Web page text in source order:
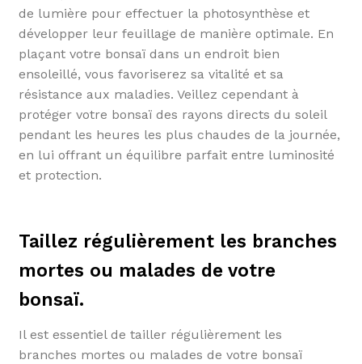
de lumière pour effectuer la photosynthèse et
développer leur feuillage de manière optimale. En
plaçant votre bonsaï dans un endroit bien
ensoleillé, vous favoriserez sa vitalité et sa
résistance aux maladies. Veillez cependant à
protéger votre bonsaï des rayons directs du soleil
pendant les heures les plus chaudes de la journée,
en lui offrant un équilibre parfait entre luminosité
et protection.
Taillez régulièrement les branches
mortes ou malades de votre
bonsaï.
Il est essentiel de tailler régulièrement les
branches mortes ou malades de votre bonsaï